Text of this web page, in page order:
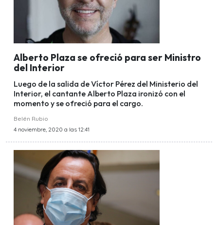
Alberto Plaza se ofreció para ser Ministro
del Interior
Luego de la salida de Víctor Pérez del Ministerio del
Interior, el cantante Alberto Plaza ironizó con el
momento y se ofreció para el cargo.
Belén Rubio
4 noviembre, 2020 a las 12:41